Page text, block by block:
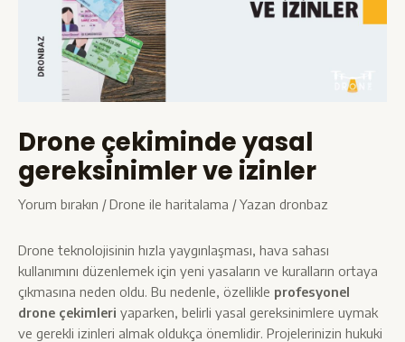
Drone çekiminde yasal
gereksinimler ve izinler
Yorum bırakın /Drone ile haritalama / Yazan dronbaz
Drone teknolojisinin hızla yaygınlaşması, hava sahası
kullanımını düzenlemek için yeni yasaların ve kuralların ortaya
çıkmasına neden oldu. Bu nedenle, özellikle profesyonel
drone çekimleri yaparken, belirli yasal gereksinimlere uymak
ve gerekli izinleri almak oldukça önemlidir. Projelerinizin hukuki